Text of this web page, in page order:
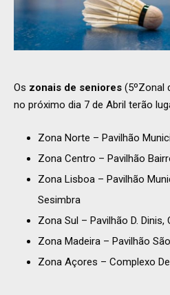
Os zonais de seniores (5ºZonal
no próximo dia 7 de Abril terão
Zona Norte – Pavilhão
Zona Centro – Pavilhão
Zona Lisboa – Pavilhão
Sesimbra
Zona Sul – Pavilhão D. Dinis,
Zona Madeira – Pavilhão
Zona Açores – Complexo